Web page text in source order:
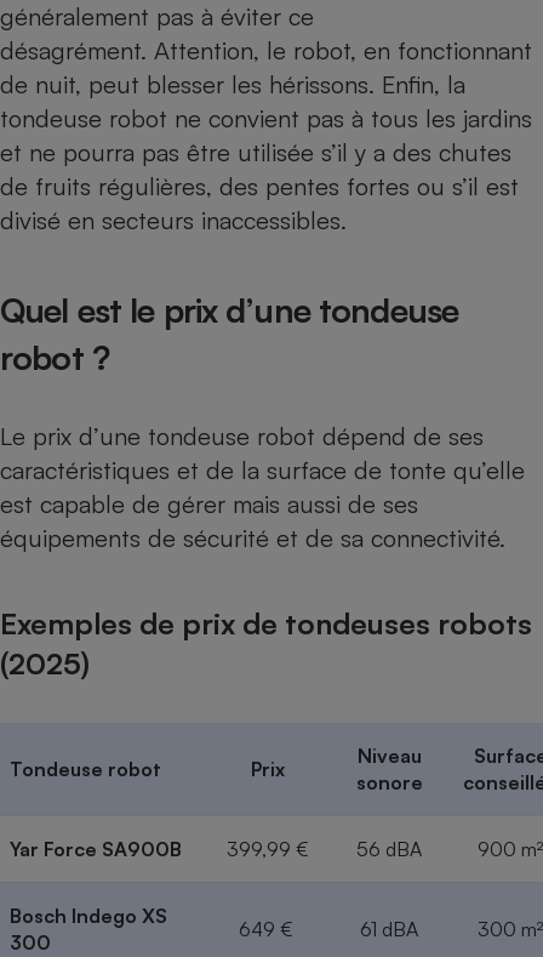
généralement pas à éviter ce
désagrément. Attention, le robot, en fonctionnant
de nuit, peut blesser les hérissons. Enfin, la
tondeuse robot ne convient pas à tous les jardins
et ne pourra pas être utilisée s’il y a des chutes
de fruits régulières, des pentes fortes ou s’il est
divisé en secteurs inaccessibles.
Quel est le prix d’une tondeuse
robot ?
Le prix d’une tondeuse robot dépend de ses
caractéristiques et de la surface de tonte qu’elle
est capable de gérer mais aussi de ses
équipements de sécurité et de sa connectivité.
Exemples de prix de tondeuses robots
(2025)
Tondeuse robot Prix
Niveau
sonore
Yar Force SA900B 399,99 € 56 dBA 900 m²
Bosch Indego XS
300
649 € 61 dBA 300 m²